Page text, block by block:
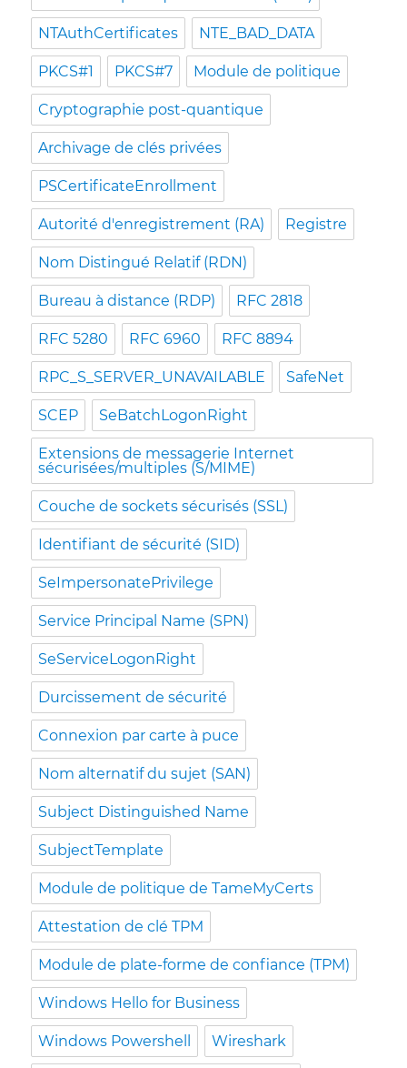
NTAuthCertificates NTE_BAD_DATA
PKCS#1 PKCS#7 Module de politique
Cryptographie post-quantique
Archivage de clés privées
PSCertificateEnrollment
Autorité d'enregistrement (RA) Registre
Nom Distingué Relatif (RDN)
Bureau à distance (RDP) RFC 2818
RFC 5280 RFC 6960 RFC 8894
RPC_S_SERVER_UNAVAILABLE SafeNet
SCEP SeBatchLogonRight
Extensions de messagerie Internet
sécurisées/multiples (S/MIME)
Couche de sockets sécurisés (SSL)
Identifiant de sécurité (SID)
SeImpersonatePrivilege
Service Principal Name (SPN)
SeServiceLogonRight
Durcissement de sécurité
Connexion par carte à puce
Nom alternatif du sujet (SAN)
Subject Distinguished Name
SubjectTemplate
Module de politique de TameMyCerts
Attestation de clé TPM
Module de plate-forme de confiance (TPM)
Windows Hello for Business
Windows Powershell Wireshark